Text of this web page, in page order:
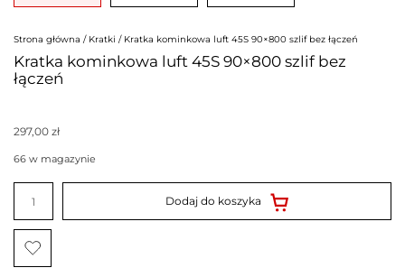
Strona główna / Kratki / Kratka kominkowa luft 45S 90×800 szlif bez łączeń
Kratka kominkowa luft 45S 90×800 szlif bez
łączeń
297,00 zł
66 w magazynie
ilość
Kratka
luft
45S
90x800
szlif
bez
Dodaj do koszyka